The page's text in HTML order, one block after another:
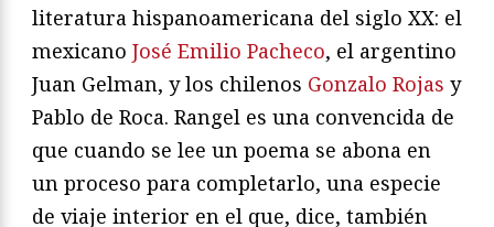
literatura hispanoamericana del siglo XX: el
mexicano José Emilio Pacheco, el argentino
Juan Gelman, y los chilenos Gonzalo Rojas y
Pablo de Roca. Rangel es una convencida de
que cuando se lee un poema se abona en
un proceso para completarlo, una especie
de viaje interior en el que, dice, también